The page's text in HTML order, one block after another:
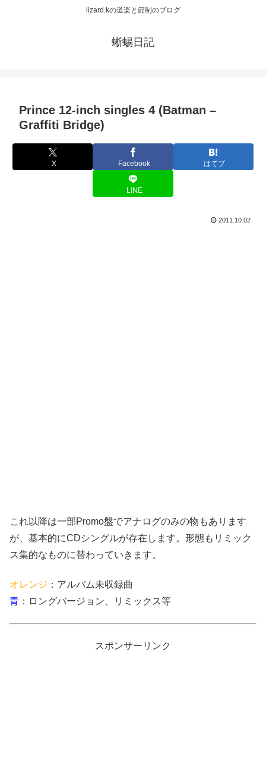
lizard.kの道楽と節制のブログ
蜥蜴日記
Prince 12-inch singles 4 (Batman –
Graffiti Bridge)
X Facebook はてブ
LINE
2011.10.02
これ以降は一部Promo盤でアナログのみの物もあります
が、基本的にCDシングルが存在します。形態もリミック
ス集的なものに替わっていきます。
オレンジ ：アルバム未収録曲
青 ：ロングバージョン、リミックス等
スポンサーリンク